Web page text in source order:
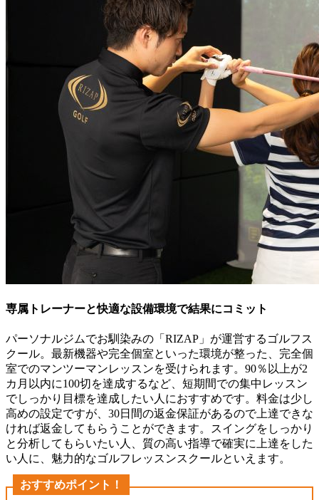
専属トレーナーと快適な設備環境で結果にコミット
パーソナルジムでお馴染みの「RIZAP」が運営するゴルフス
クール。最新機器や完全個室といった環境が整った、完全個
室でのマンツーマンレッスンを受けられます。90％以上が2
カ月以内に100切を達成するなど、短期間での集中レッスン
でしっかり目標を達成したい人におすすめです。料金は少し
高めの設定ですが、30日間の返金保証があるので上達できな
ければ返金してもらうことができます。スイングをしっかり
と分析してもらいたい人、質の高い指導で確実に上達をした
い人に、魅力的なゴルフレッスンスクールといえます。
おすすめポイント！